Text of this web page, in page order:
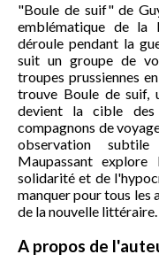
"Boule de suif" de
emblématique de la
déroule pendant la
suit un groupe de
troupes prussiennes
trouve Boule de suif,
devient la cible
compagnons de
observation subtile
Maupassant
solidarité et de
manquer pour tous les
de la nouvelle littéraire.
A propos de